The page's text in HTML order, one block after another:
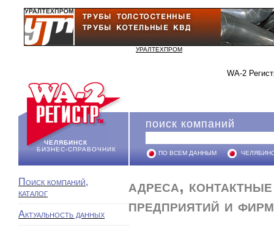
УРАЛТЕХПРОМ
WA-2
ЧЕЛЯБИНСК
БИЗНЕС-СПРАВОЧНИК
поиск компаний
ПО ВСЕМ ДАННЫМ
Поиск компаний,
каталог
Актуальность данных
адреса,
предприятий и